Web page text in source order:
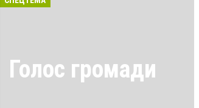
Голос громади